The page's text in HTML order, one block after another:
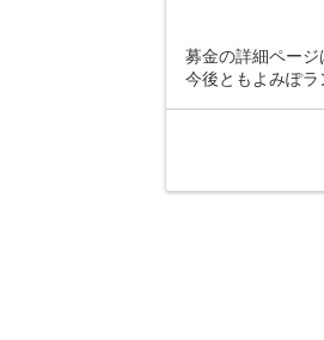
募金の詳細ページ
今後ともよみぽラ